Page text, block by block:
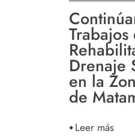
Trabajos
Drenaje
en la
de
Leer más